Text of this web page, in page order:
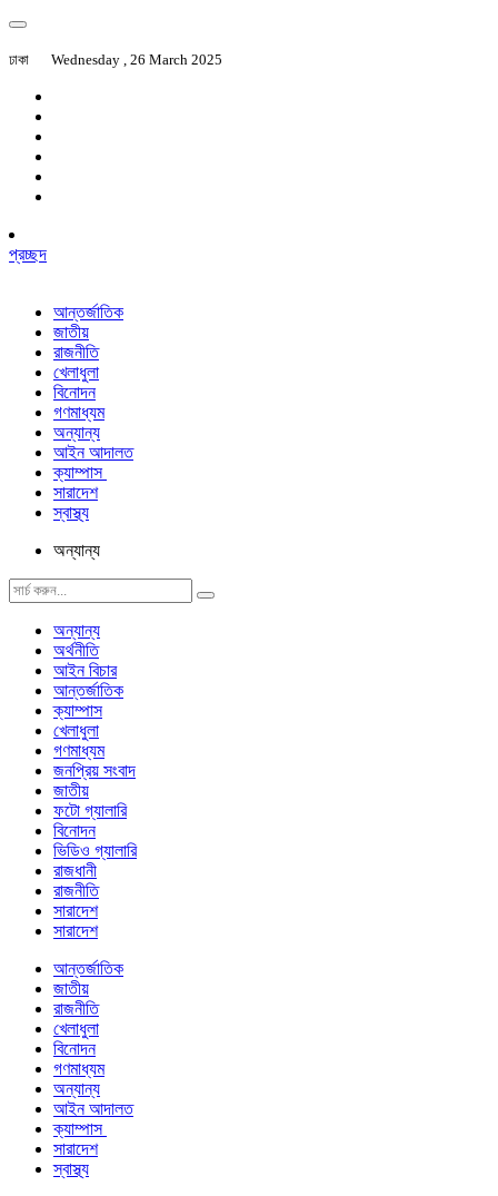
ঢাকা Wednesday , 26 March 2025
প্রচ্ছদ
আন্তর্জাতিক
জাতীয়
রাজনীতি
খেলাধুলা
বিনোদন
গণমাধ্যম
অন্যান্য
আইন আদালত
ক্যাম্পাস
সারাদেশ
স্বাস্থ্য
অন্যান্য
অন্যান্য
অর্থনীতি
আইন বিচার
আন্তর্জাতিক
ক্যাম্পাস
খেলাধুলা
গণমাধ্যম
জনপ্রিয় সংবাদ
জাতীয়
ফটো গ্যালারি
বিনোদন
ভিডিও গ্যালারি
রাজধানী
রাজনীতি
সারাদেশ
সারাদেশ
আন্তর্জাতিক
জাতীয়
রাজনীতি
খেলাধুলা
বিনোদন
গণমাধ্যম
অন্যান্য
আইন আদালত
ক্যাম্পাস
সারাদেশ
স্বাস্থ্য